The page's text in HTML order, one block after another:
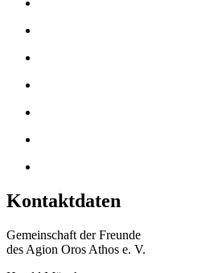
Kontaktdaten
Gemeinschaft der Freunde
des Agion Oros Athos e. V.